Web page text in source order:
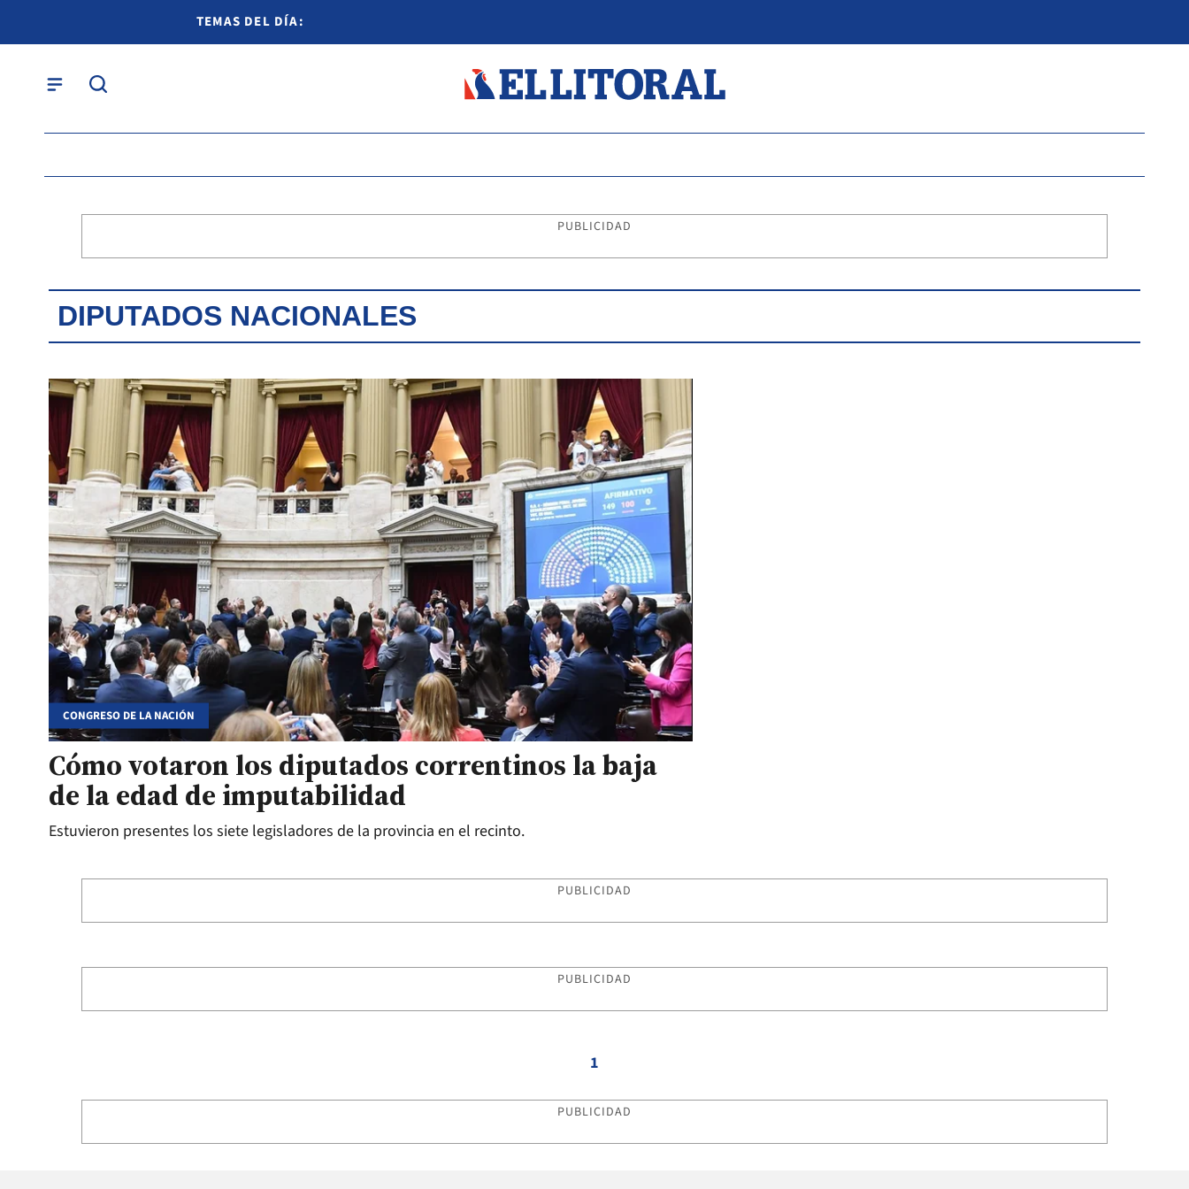
TEMAS DEL DÍA:
PUBLICIDAD
DIPUTADOS NACIONALES
CONGRESO DE LA NACIÓN
Cómo votaron los diputados correntinos la baja
de la edad de imputabilidad
Estuvieron presentes los siete legisladores de la provincia en el recinto.
PUBLICIDAD
PUBLICIDAD
1
PUBLICIDAD